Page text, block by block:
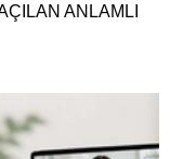
ANLAMLI